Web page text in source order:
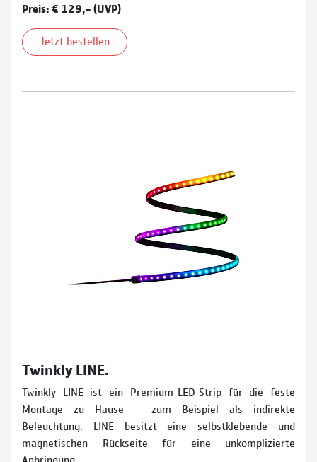
Preis: € 129,– (UVP)
Jetzt bestellen
Twinkly LINE.
Twinkly LINE ist ein Premium-LED-Strip für die feste
Montage zu Hause – zum Beispiel als indirekte
Beleuchtung. LINE besitzt eine selbstklebende und
magnetischen Rückseite für eine unkomplizierte